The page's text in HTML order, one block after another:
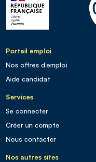
Portail emploi
Nos offres d’emploi
Aide candidat
Services
Se connecter
Créer un compte
Nous contacter
Nos autres sites